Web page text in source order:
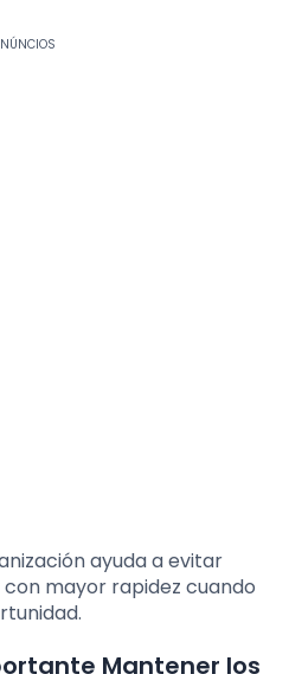
ayuda a evitar
mayor rapidez cuando
Mantener los